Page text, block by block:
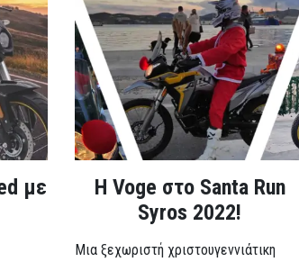
με
Η Voge στο Santa Run
Syros 2022!
Μια ξεχωριστή χριστουγεννιάτικη